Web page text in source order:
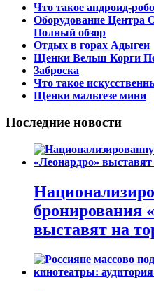
Что такое андроид-
Оборудование
Полный обзор
Отдых в горах Адыгеи
Щенки Вельш Корги
Заброска
Что такое
Щенки мальтезе мини
Последние новости
бронирования
выставят на